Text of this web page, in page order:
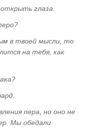
людьми?
проведения
глаза.
в твоей мысли, то
на тебя, как
пера, но оно не
Мы обедали